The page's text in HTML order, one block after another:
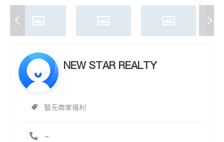
NEW STAR REALTY
暂无商家福利
-